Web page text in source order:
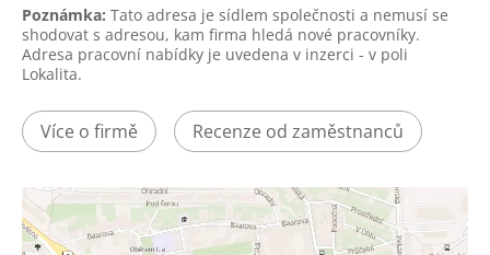
Poznámka: Tato adresa je sídlem společnosti a nemusí se
shodovat s adresou, kam firma hledá nové pracovníky.
Adresa pracovní nabídky je uvedena v inzerci - v poli
Lokalita.
Více o firmě Recenze od zaměstnanců